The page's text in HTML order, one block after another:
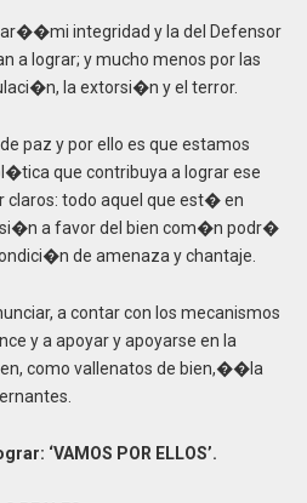
integridad y la del Defensor
a lograr; y mucho menos por las
la extorsi�n y el terror.
paz y por ello es que estamos
que contribuya a lograr ese
todo aquel que est� en
a favor del bien com�n podr�
de amenaza y chantaje.
a contar con los mecanismos
y a apoyar y apoyarse en la
como vallenatos de bien,��la
‘VAMOS POR ELLOS’.